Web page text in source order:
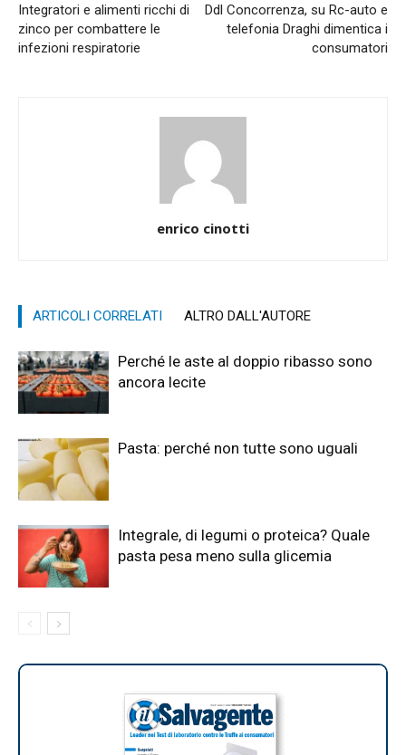
Integratori e alimenti ricchi di
zinco per combattere le
infezioni respiratorie
Ddl Concorrenza, su Rc-auto e
telefonia Draghi dimentica i
consumatori
enrico cinotti
ARTICOLI CORRELATI ALTRO DALL'AUTORE
Perché le aste al doppio ribasso sono
ancora lecite
Pasta: perché non tutte sono uguali
Integrale, di legumi o proteica? Quale
pasta pesa meno sulla glicemia